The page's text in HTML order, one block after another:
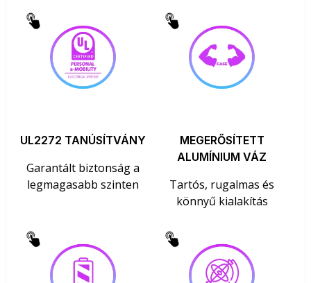
UL2272 TANÚSÍTVÁNY
Garantált biztonság a
legmagasabb szinten
MEGERŐSÍTETT
ALUMÍNIUM VÁZ
Tartós, rugalmas és
könnyű kialakítás